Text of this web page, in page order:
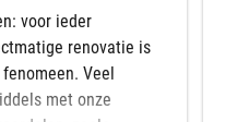
voor ieder
renovatie is
Veel
met onze